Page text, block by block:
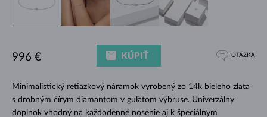
Minimalistický retiazkový náramok vyrobený zo 14k bieleho zlata
s drobným čírym diamantom v guľatom výbruse. Univerzálny
doplnok vhodný na každodenné nosenie aj k špeciálnym
996 € KÚPIŤ OTÁZKA